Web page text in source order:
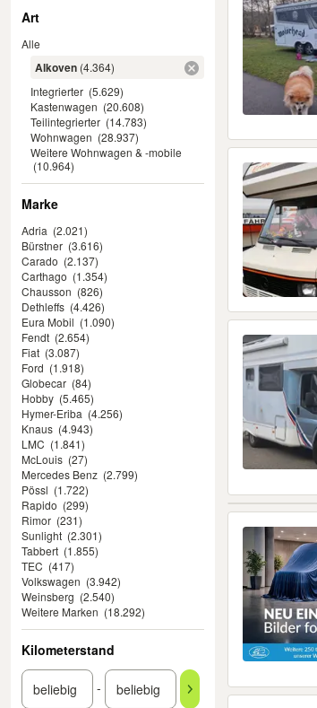
Art
Alle
Alkoven (4.364)
Integrierter (5.629)
Kastenwagen (20.608)
Teilintegrierter (14.783)
Wohnwagen (28.937)
Weitere Wohnwagen & -mobile
(10.964)
Marke
Adria (2.021)
Bürstner (3.616)
Carado (2.137)
Carthago (1.354)
Chausson (826)
Dethleffs (4.426)
Eura Mobil (1.090)
Fendt (2.654)
Fiat (3.087)
Ford (1.918)
Globecar (84)
Hobby (5.465)
Hymer-Eriba (4.256)
Knaus (4.943)
LMC (1.841)
McLouis (27)
Mercedes Benz (2.799)
Pössl (1.722)
Rapido (299)
Rimor (231)
Sunlight (2.301)
Tabbert (1.855)
TEC (417)
Volkswagen (3.942)
Weinsberg (2.540)
Weitere Marken (18.292)
Kilometerstand
-